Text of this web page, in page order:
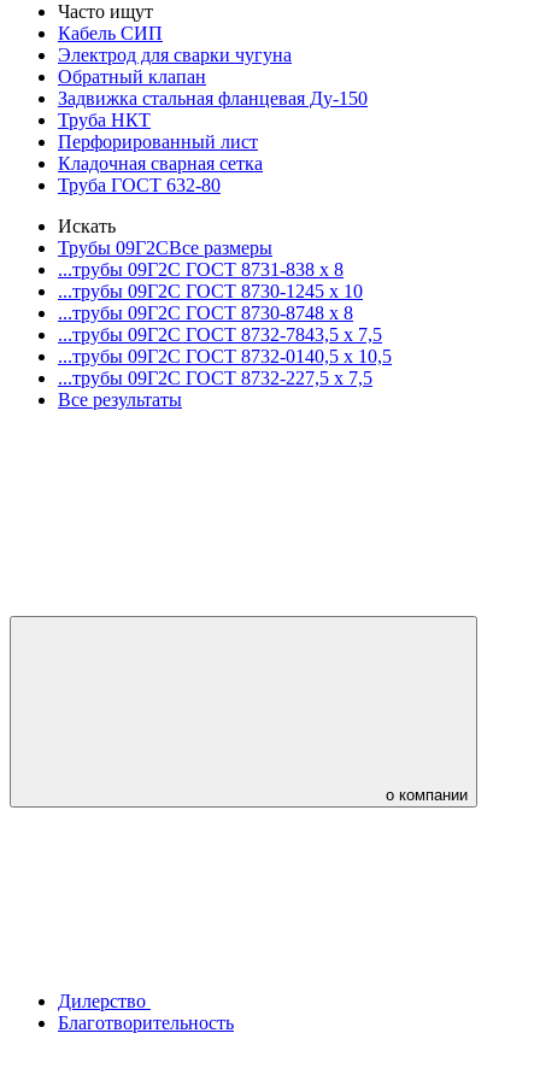
Часто ищут
Кабель СИП
Электрод для сварки чугуна
Обратный клапан
Задвижка стальная фланцевая Ду-150
Труба НКТ
Перфорированный лист
Кладочная сварная сетка
Труба ГОСТ 632-80
Искать
Трубы 09Г2СВсе размеры
...трубы 09Г2С ГОСТ 8731-838 x 8
...трубы 09Г2С ГОСТ 8730-1245 x 10
...трубы 09Г2С ГОСТ 8730-8748 x 8
...трубы 09Г2С ГОСТ 8732-7843,5 x 7,5
...трубы 09Г2С ГОСТ 8732-0140,5 x 10,5
...трубы 09Г2С ГОСТ 8732-227,5 x 7,5
Все результаты
о компании
Дилерство
Благотворительность